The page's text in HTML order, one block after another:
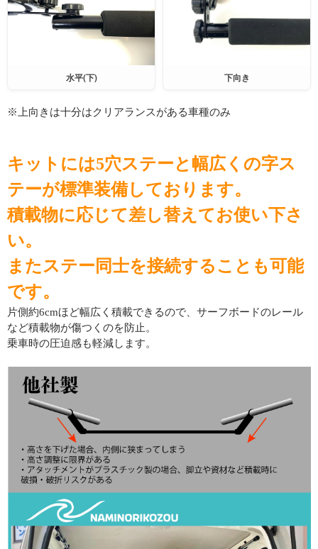
水平(下) 下向き
※上向きは十分はクリアランスがある車種のみ
キットには5穴ステーと幅広くの字ス
テーが標準装備しております。
積載物に応じて差し替えてお使い下さ
い。
またステー同士を接続することも可能
です。
片側約6cmほど幅広く積載できるので、サーフボードのレール
など積載物が傷つくのを防止。
乗車時の圧迫感も軽減します。